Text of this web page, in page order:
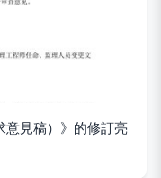
意見稿）》的修訂亮